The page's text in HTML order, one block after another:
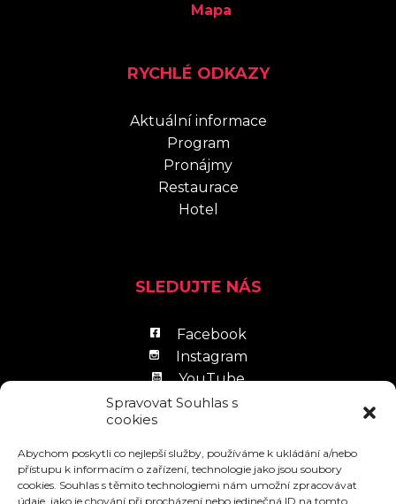
Spravovat Souhlas s
cookies
Abychom poskytli co nejlepší služby, používáme k ukládání a/nebo
přístupu k informacím o zařízení, technologie jako jsou soubory
cookies. Souhlas s těmito technologiemi nám umožní zpracovávat
údaje, jako je chování při procházení nebo jedinečná ID na tomto
Mapa
RYCHLÉ ODKAZY
Aktuální informace
Program
Pronájmy
Restaurace
Hotel
SLEDUJTE NÁS
Facebook
Instagram
YouTube
LinkedIn